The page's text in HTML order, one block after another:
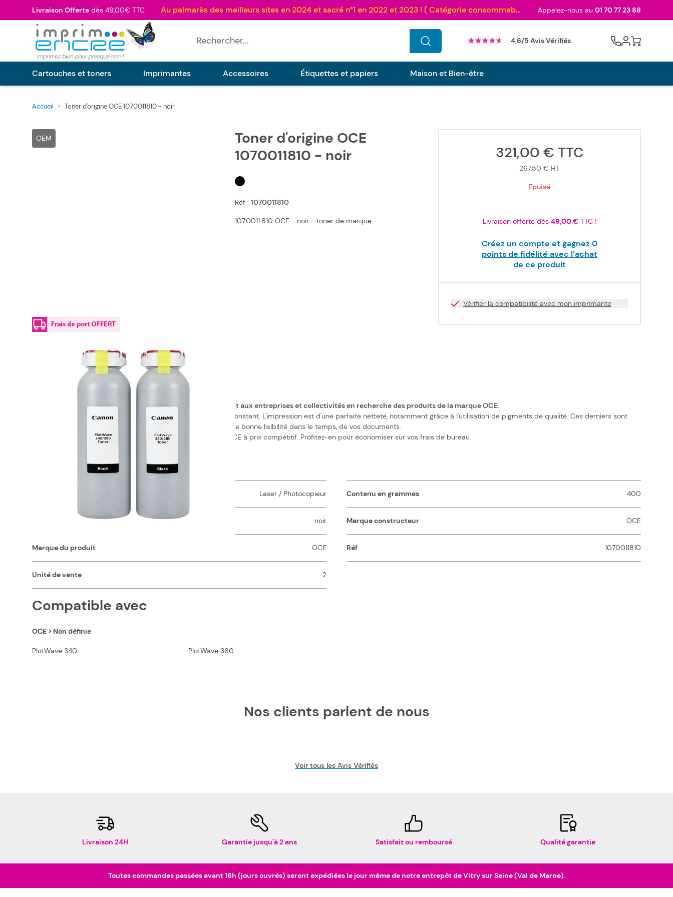
Livraison Offerte dès 49,00€ TTC Au palmarès des meilleurs sites en 2024 et sacré n°1 en 2022 et 2023 ! ( Catégorie consommables) Appelez-nous au 01 70 77 23 88
4,6/5 Avis Vérifiés Cart
Cartouches et toners Imprimantes Accessoires Étiquettes et papiers Maison et Bien-être
Accueil > Toner d'origine OCE 1070011810 - noir
OEM
Main image
Click to view image in fullscreen
Toner d'origine OCE
1070011810 - noir
Réf : 1070011810
107.0011.810 OCE - noir - toner de marque
321,00 € TTC
267,50 € HT
Epuisé
Livraison offerte dès 49,00 €TTC !
Créez un compte et gagnez 0
points de fidélité avec l’achat
de ce produit
Vérifier la compatibilité avec mon imprimante
Le Toner d'origine OCE 107.0011.810 - noir - pack de 2 convient aux entreprises et collectivités en recherche des produits de la marque OCE.
Le Toner 107.0011.810 vous permet d'imprimer avec un rendu constant. L'impression est d'une parfaite netteté, notamment grâce à l'utilisation de pigments de qualité. Ces derniers sont
aussi prévus pour bien s'imprégner au papier, afin d'assurer une bonne lisibilité dans le temps, de vos documents.
imprim-encre.com vous propose les produits de la marque OCE à prix compétitif. Profitez-en pour économiser sur vos frais de bureau.
Caractéristiques
Laser / Photocopieur Contenu en grammes 400
noir Marque constructeur OCE
Marque du produit OCE Réf 1070011810
Unité de vente 2
Compatible avec
OCE > Non définie
PlotWave 340 PlotWave 360
Nos clients parlent de nous
Voir tous les Avis Vérifiés
Livraison 24H Garantie jusqu'à 2 ans Satisfait ou remboursé Qualité garantie
Toutes commandes passées avant 16h (jours ouvrés) seront expédiées le jour même de notre entrepôt de Vitry sur Seine (Val de Marne).